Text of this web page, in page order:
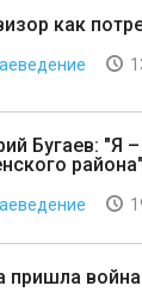
как
Бугаев: "Я
района"
пришла